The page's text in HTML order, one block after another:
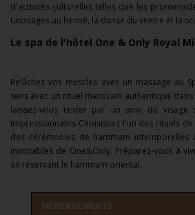
d'activités culturelles telles que les
tatouages au henné, la danse du ventre et la
Le spa de l'hôtel One & Only Royal
Relâchez vos muscles avec un massage au
sens avec un rituel marocain authentique
laissez-vous tenter par un soin du visage
impressionnants Choisissez l'un des rituels
des cérémonies de hammam
inimitables de One&Only. Préparez-vous à
en réservant le hammam oriental.
HÉBERGEMENTS